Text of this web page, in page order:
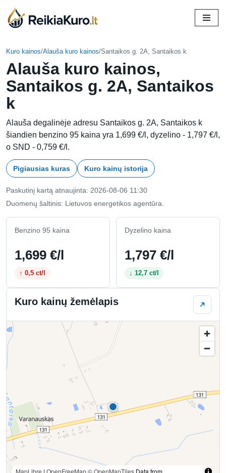
Skip
content
Kuro kainos/Alauša kuro kainos/Santaikos g. 2A, Santaikos k
Alauša kuro kainos,
Santaikos g. 2A, Santaikos
k
Alauša degalinėje adresu Santaikos g. 2A, Santaikos k
šiandien benzino 95 kaina yra 1,699 €/l, dyzelino - 1,797 €/l,
o SND - 0,759 €/l.
Pigiausias kuras Kuro kainų istorija
Paskutinį kartą atnaujinta: 2026-08-06 11:30
Duomenų šaltinis: Lietuvos energetikos agentūra.
Benzino 95 kaina
1,699 €/l
↑ 0,5 ct/l
Dyzelino kaina
1,797 €/l
↓ 12,7 ct/l
Kuro kainų žemėlapis
MapLibre | OpenFreeMap© OpenMapTiles Data from